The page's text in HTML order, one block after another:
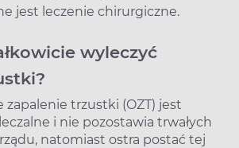
jest leczenie chirurgiczne.
wyleczyć
zapalenie trzustki (OZT) jest
i nie pozostawia trwałych
natomiast ostra postać tej